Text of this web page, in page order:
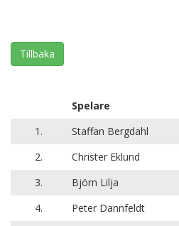
Tillbaka
Spelare
1.
Staffan Bergdahl
2.
Christer Eklund
3.
Björn Lilja
4.
Peter Dannfeldt